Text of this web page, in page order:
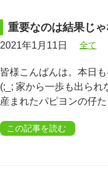
重要なのは結果じ
2021年1月11日 全て
皆様こんばんは。本日
(;_; 家から一歩も出られ
産まれたパピヨンの仔
この記事を読む